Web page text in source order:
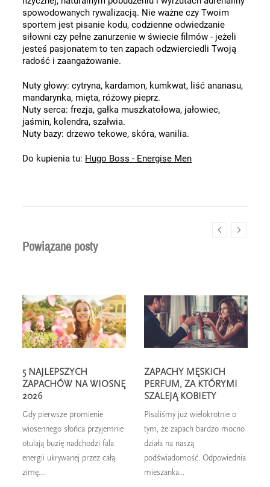
spowodowanych rywalizacją. Nie ważne czy Twoim
sportem jest pisanie kodu, codzienne odwiedzanie
siłowni czy pełne zanurzenie w świecie filmów - jeżeli
jesteś pasjonatem to ten zapach odzwierciedli Twoją
radość i zaangażowanie.
Nuty głowy: cytryna, kardamon, kumkwat, liść ananasu,
mandarynka, mięta, różowy pieprz.
Nuty serca: frezja, gałka muszkatołowa, jałowiec,
jaśmin, kolendra, szałwia.
Nuty bazy: drzewo tekowe, skóra, wanilia.
Do kupienia tu: Hugo Boss - Energise Men
Powiązane posty
5 NAJLEPSZYCH
ZAPACHÓW NA WIOSNĘ
2026
Gdy pierwsze promienie
wiosennego słońca przyjemnie
otulają buzię nadchodzi fala
energii ukrywanej przez całą
zimę....
ZAPACHY MĘSKICH
PERFUM, ZA KTÓRYMI
SZALEJĄ KOBIETY
Pisaliśmy już wielokrotnie o
tym, że zapach bardzo mocno
działa na naszą
podświadomość. Odpowiednia
mieszanka...